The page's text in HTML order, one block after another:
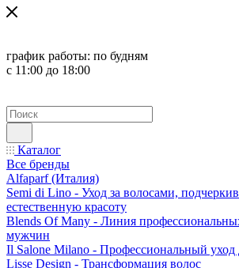
график работы: по будням
с 11:00 до 18:00
Каталог
Все бренды
Alfaparf (Италия)
Semi di Lino - Уход за волосами,
естественную красоту
Blends Of Many - Линия
мужчин
Il Salone Milano - Профессиональный уход
Lisse Design - Трансформация волос